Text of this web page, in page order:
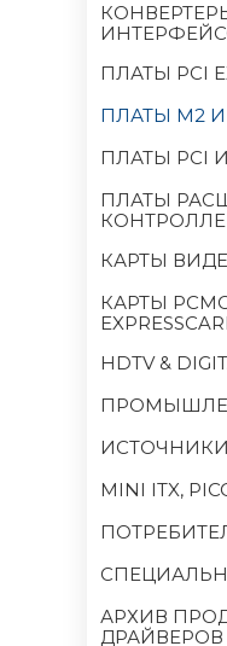
ПЛАТЫ PCI
ПЛАТЫ M2 И
ПЛАТЫ PCI
ПЛАТЫ
КАРТЫ
КАРТЫ
HDTV &
MINI ITX,
АРХИВ
ДРАЙВЕРОВ